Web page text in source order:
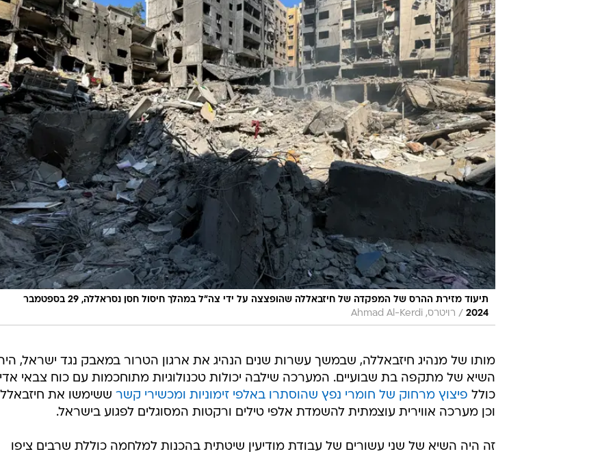
תיעוד מזירת ההרס של המפקדה של חיזבאללה שהופצצה על ידי צה"ל במהלך חיסול חסן נסראללה, 29 בספטמבר
2024
/ רויטרס, Ahmad Al-Kerdi
מותו של מנהיג חיזבאללה, שבמשך עשרות שנים הנהיג את ארגון הטרור במאבק נגד ישראל,
השיא של מתקפה בת שבועיים. המערכה שילבה יכולות טכנולוגיות מתוחכמות עם כוח צבאי
כולל פיצוץ מרחוק של חומרי נפץ שהוסתרו באלפי זימוניות ומכשירי קשר ששימשו את
וכן מערכה אווירית עוצמתית להשמדת אלפי טילים ורקטות המסוגלים לפגוע בישראל.
זה היה השיא של שני עשורים של עבודת מודיעין שיטתית בהכנות למלחמה כוללת שרבים ציפו